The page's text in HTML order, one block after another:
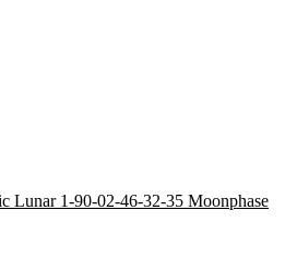
Lunar 1-90-02-46-32-35 Moonphase